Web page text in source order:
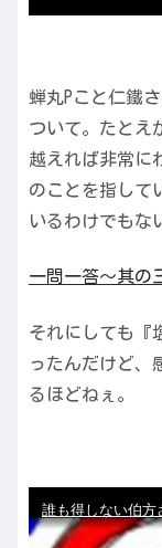
蝉丸Pこと仁鐵
ついて。たとえ
越えれば非常に
のことを指して
いるわけでもな
一問一答～其
それにしても『
ったんだけど、
るほどねぇ。